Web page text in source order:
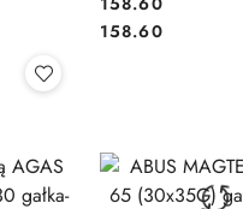
Cena:
158.60